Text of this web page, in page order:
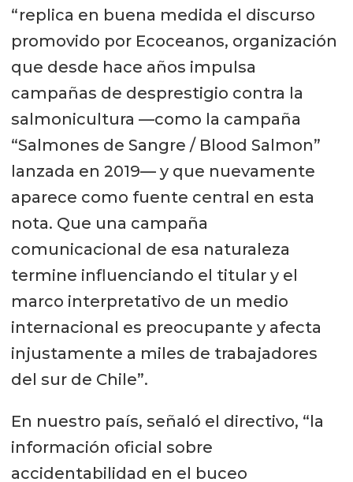
“replica en buena medida el discurso
promovido por Ecoceanos, organización
que desde hace años impulsa
campañas de desprestigio contra la
salmonicultura —como la campaña
“Salmones de Sangre / Blood Salmon”
lanzada en 2019— y que nuevamente
aparece como fuente central en esta
nota. Que una campaña
comunicacional de esa naturaleza
termine influenciando el titular y el
marco interpretativo de un medio
internacional es preocupante y afecta
injustamente a miles de trabajadores
del sur de Chile”.
En nuestro país, señaló el directivo, “la
información oficial sobre
accidentabilidad en el buceo